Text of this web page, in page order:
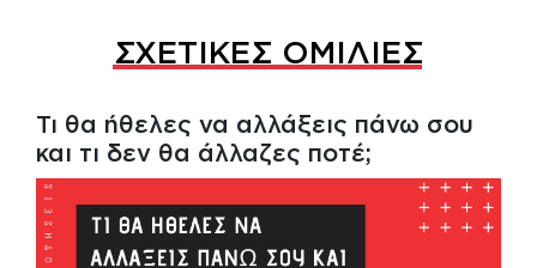
ΣΧΕΤΙΚΕΣ ΟΜΙΛΙΕΣ
Τι θα ήθελες να αλλάξεις πάνω σου
και τι δεν θα άλλαζες ποτέ;